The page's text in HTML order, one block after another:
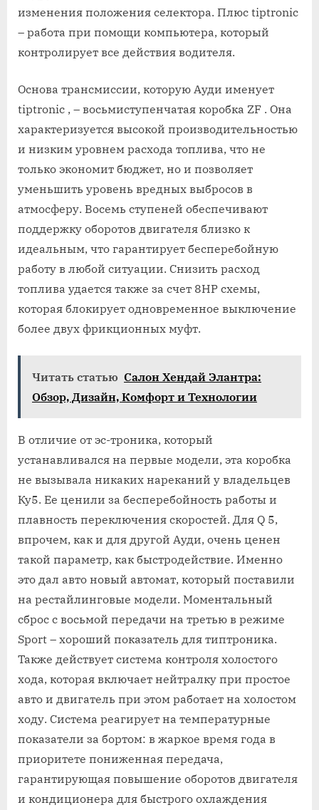
изменения положения селектора. Плюс tiptronic
– работа при помощи компьютера, который
контролирует все действия водителя.
Основа трансмиссии, которую Ауди именует
tiptronic , – восьмиступенчатая коробка ZF . Она
характеризуется высокой производительностью
и низким уровнем расхода топлива, что не
только экономит бюджет, но и позволяет
уменьшить уровень вредных выбросов в
атмосферу. Восемь ступеней обеспечивают
поддержку оборотов двигателя близко к
идеальным, что гарантирует бесперебойную
работу в любой ситуации. Снизить расход
топлива удается также за счет 8HP схемы,
которая блокирует одновременное выключение
более двух фрикционных муфт.
Читать статью Салон Хендай Элантра:
Обзор, Дизайн, Комфорт и Технологии
В отличие от эс-троника, который
устанавливался на первые модели, эта коробка
не вызывала никаких нареканий у владельцев
Ку5. Ее ценили за бесперебойность работы и
плавность переключения скоростей. Для Q 5,
впрочем, как и для другой Ауди, очень ценен
такой параметр, как быстродействие. Именно
это дал авто новый автомат, который поставили
на рестайлинговые модели. Моментальный
сброс с восьмой передачи на третью в режиме
Sport – хороший показатель для типтроника.
Также действует система контроля холостого
хода, которая включает нейтралку при простое
авто и двигатель при этом работает на холостом
ходу. Система реагирует на температурные
показатели за бортом: в жаркое время года в
приоритете пониженная передача,
гарантирующая повышение оборотов двигателя
и кондиционера для быстрого охлаждения